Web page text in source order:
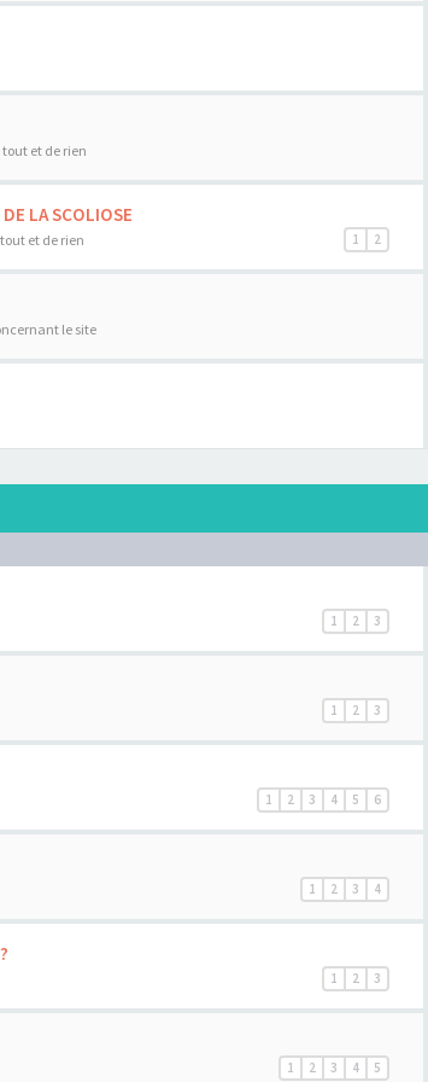
tout et de rien
LA SCOLIOSE
1 2
et de rien
le site
1 2 3
1 2 3
1 2 3 4 5 6
1 2 3 4
1 2 3
1 2 3 4 5